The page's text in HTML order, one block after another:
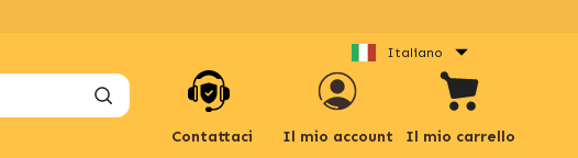
Italiano
Contattaci Il mio account Il mio carrello